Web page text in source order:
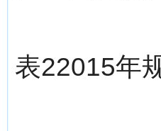
表22015年